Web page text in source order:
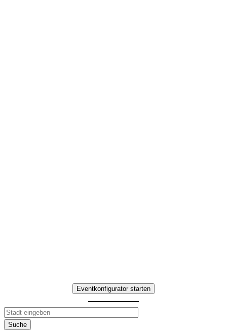
Eventkonfigurator starten
Suche